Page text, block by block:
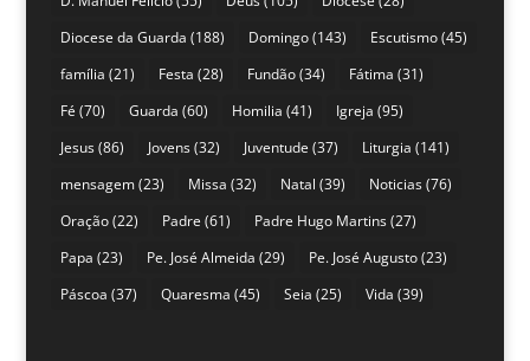
Diocese da Guarda (188) Domingo(143) Escutismo(45)
família (21) Festa (28) Fundão(34) Fátima (31)
Fé (70) Guarda (60) Homilia (41) Igreja (95)
Jesus(86) Jovens(32) Juventude (37) Liturgia (141)
mensagem(23) Missa (32) Natal (39) Noticias(76)
Oração(22) Padre (61) Padre Hugo Martins(27)
Papa (23) Pe. José Almeida (29) Pe. José Augusto(23)
Páscoa (37) Quaresma (45) Seia (25) Vida (39)